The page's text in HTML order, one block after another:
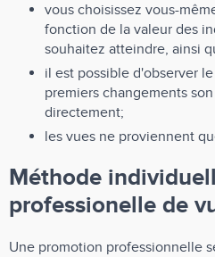
vous choisissez vous-
fonction de la valeur des
souhaitez atteindre, ainsi
il est possible d'observer
premiers changements
directement;
les vues ne proviennent
Méthode
professionelle de
Une promotion professionnelle